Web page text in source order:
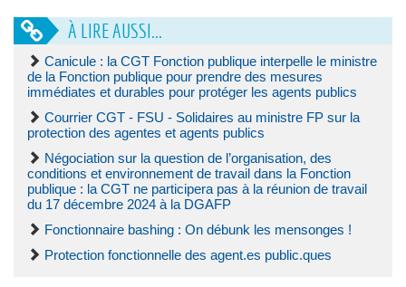
À LIRE AUSSI...
Canicule : la CGT Fonction publique interpelle le ministre
de la Fonction publique pour prendre des mesures
immédiates et durables pour protéger les agents publics
Courrier CGT - FSU - Solidaires au ministre FP sur la
protection des agentes et agents publics
Négociation sur la question de l’organisation, des
conditions et environnement de travail dans la Fonction
publique : la CGT ne participera pas à la réunion de travail
du 17 décembre 2024 à la DGAFP
Fonctionnaire bashing : On débunk les mensonges !
Protection fonctionnelle des agent.es public.ques